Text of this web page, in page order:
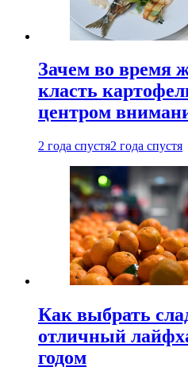
Зачем во время
класть
центром
2 года спустя2 года спустя
Как выбрать
отличный
годом